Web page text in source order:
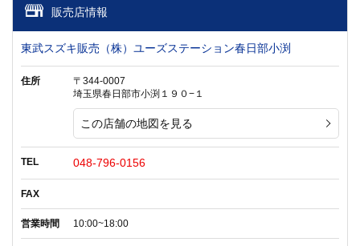
販売店情報
東武スズキ販売（株）ユーズステーション春日部小渕
住所
〒344-0007
埼玉県春日部市小渕１９０−１
この店舗の地図を見る
TEL 048-796-0156
FAX
営業時間 10:00~18:00